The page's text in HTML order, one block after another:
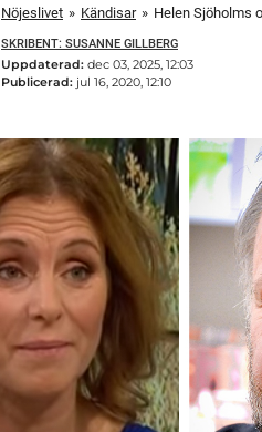
Nöjeslivet » Kändisar » Helen Sjöholms
SKRIBENT: SUSANNE GILLBERG
Uppdaterad: dec 03, 2025, 12:03
Publicerad: jul 16, 2020, 12:10